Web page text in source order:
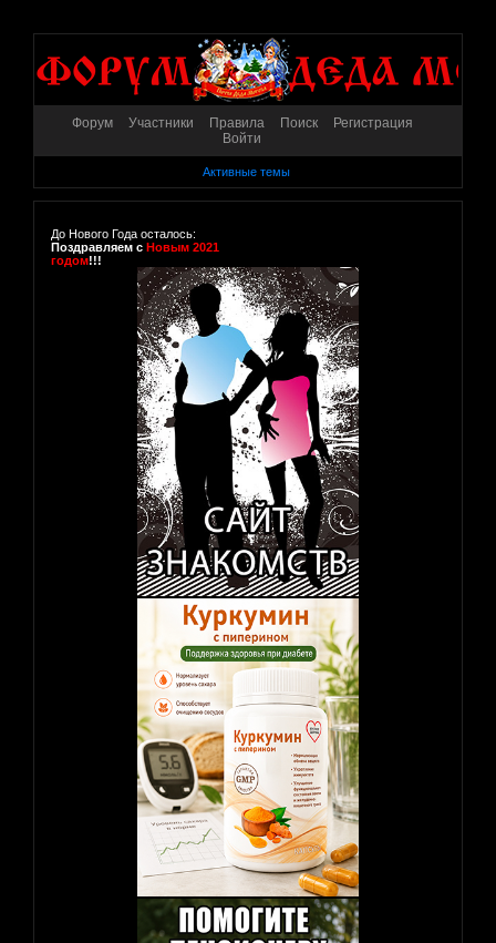
Форум Участники Правила Поиск
Регистрация
Войти
Активные темы
До Нового Года осталось:
Поздравляем с Новым 2021
годом!!!